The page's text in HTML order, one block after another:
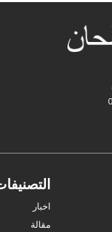
اخبار
مقالة